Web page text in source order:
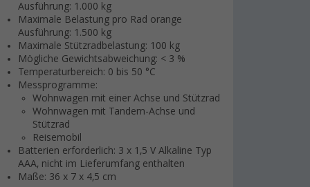
Ausführung: 1.000 kg
Maximale Belastung pro Rad orange
Ausführung: 1.500 kg
Maximale Stützradbelastung: 100 kg
Mögliche Gewichtsabweichung: < 3 %
Temperaturbereich: 0 bis 50 °C
Messprogramme:
Wohnwagen mit einer Achse und Stützrad
Wohnwagen mit Tandem-Achse und
Stützrad
Reisemobil
Batterien erforderlich: 3 x 1,5 V Alkaline Typ
AAA, nicht im Lieferumfang enthalten
Maße: 36 x 7 x 4,5 cm